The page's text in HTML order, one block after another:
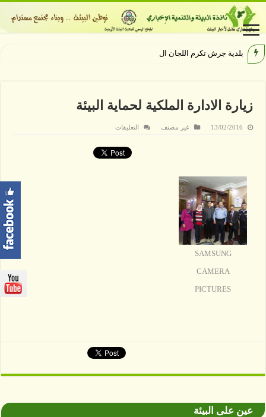
بلدية جرش تكرم اللجان العاملة
زيارة الادارة الملكية لحماية البيئة
13/02/2016 غير مصنف التعليقات
الملكية
لحماية
SAMSUNG
CAMERA
PICTURES
عين على البيئة